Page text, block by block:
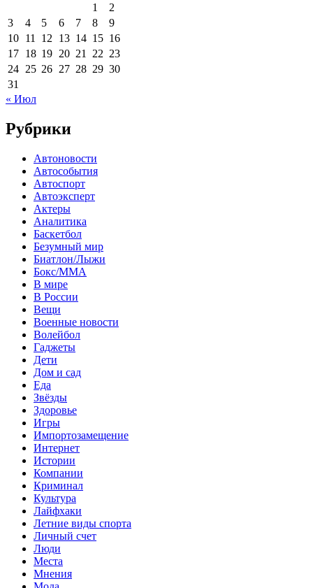
1
2
3
4 5 6 7 8
9
10 11 12 13 14 15 16
17 18 19 20 21 22 23
24 25 26 27 28 29 30
31
« Июл
Рубрики
Автоновости
Автособытия
Автоспорт
Автоэксперт
Актеры
Аналитика
Баскетбол
Безумный мир
Биатлон/Лыжи
Бокс/MMA
В мире
В России
Вещи
Военные новости
Волейбол
Гаджеты
Дети
Дом и сад
Еда
Звёзды
Здоровье
Игры
Импортозамещение
Интернет
Истории
Компании
Криминал
Культура
Лайфхаки
Летние виды спорта
Личный счет
Люди
Места
Мнения